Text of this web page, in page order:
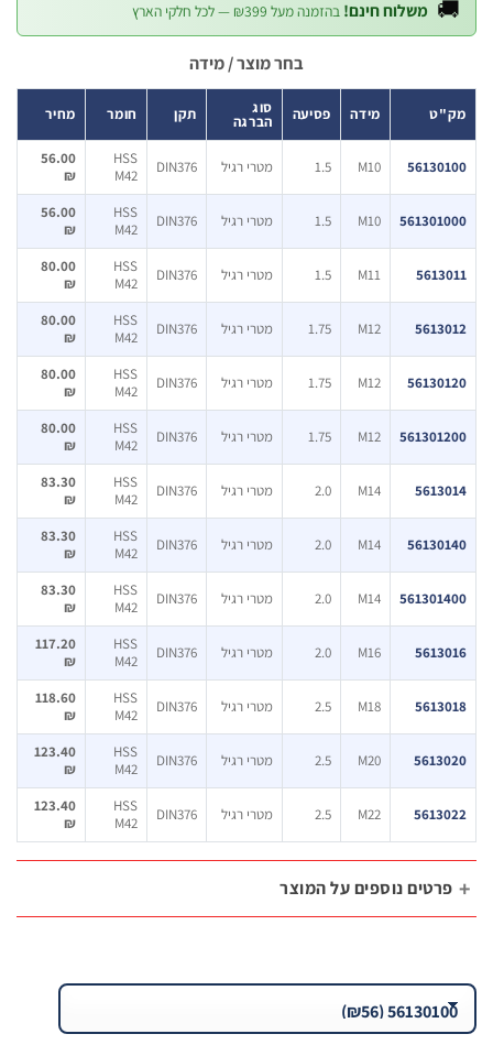
משלוח חינם! בהזמנה מעל ₪399 — לכל חלקי הארץ
בחר מוצר / מידה
פסיעה סוג
הברגה תקן חומר מחיר
M10
1.5 מטרי רגיל DIN376
HSS
M42
56.00
₪
M10
1.5 מטרי רגיל DIN376
HSS
M42
56.00
₪
M11
1.5 מטרי רגיל DIN376
HSS
M42
80.00
₪
M12
1.75 מטרי רגיל DIN376
HSS
M42
80.00
₪
M12
1.75 מטרי רגיל DIN376
HSS
M42
80.00
₪
M12
1.75 מטרי רגיל DIN376
HSS
M42
80.00
₪
M14
2.0 מטרי רגיל DIN376
HSS
M42
83.30
₪
M14
2.0 מטרי רגיל DIN376
HSS
M42
83.30
₪
M14
2.0 מטרי רגיל DIN376
HSS
M42
83.30
₪
M16
2.0 מטרי רגיל DIN376
HSS
M42
117.20
₪
M18
2.5 מטרי רגיל DIN376
HSS
M42
118.60
₪
M20
2.5 מטרי רגיל DIN376
HSS
M42
123.40
₪
M22
2.5 מטרי רגיל DIN376
HSS
M42
123.40
₪
נוספים על המוצר